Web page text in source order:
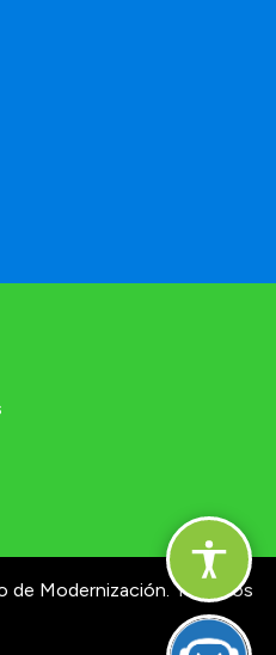
de Modernización. Términos